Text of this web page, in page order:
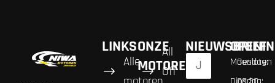
LINKS
Alle
ONZE
MOTOREN
All
Off
NIEUWSBRIEF
Maandag:
Gesloten